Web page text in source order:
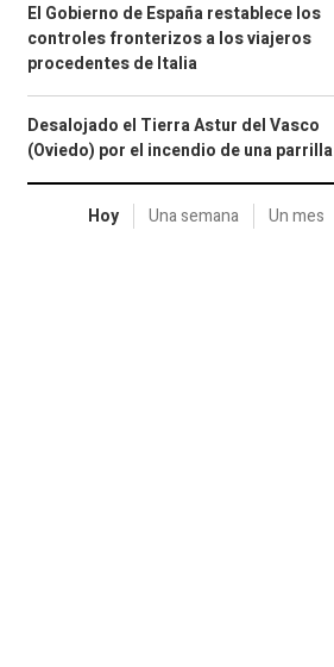
El Gobierno de España restablece los
controles fronterizos a los viajeros
procedentes de Italia
Desalojado el Tierra Astur del Vasco
(Oviedo) por el incendio de una parrilla
Hoy Una semana Un mes